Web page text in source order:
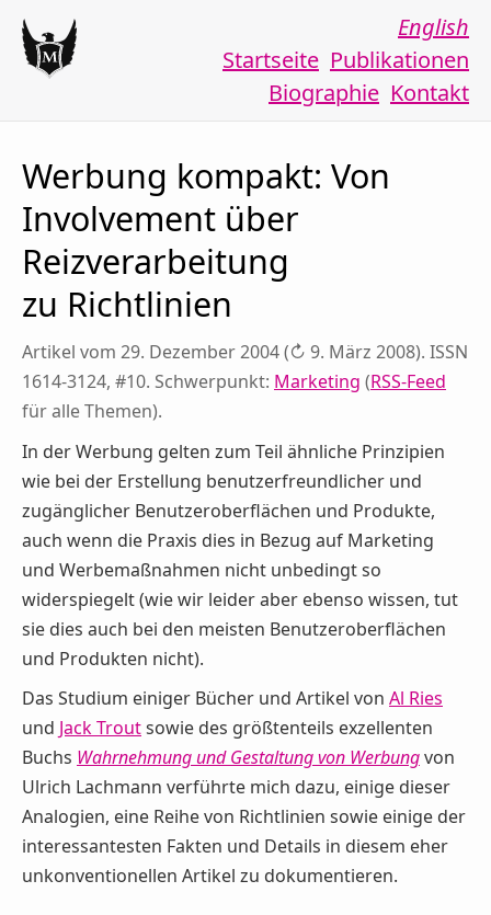
Startseite Publikationen
Biographie Kontakt
English
Werbung kompakt: Von
Involvement über
Reizverarbeitung
zu Richtlinien
Artikel vom 29. Dezember 2004 (↻ 9. März 2008). ISSN
1614-3124, #10. Schwerpunkt: Marketing (RSS-Feed
für alle Themen).
In der Werbung gelten zum Teil ähnliche Prinzipien
wie bei der Erstellung benutzerfreundlicher und
zugänglicher Benutzeroberflächen und Produkte,
auch wenn die Praxis dies in Bezug auf Marketing
und Werbemaßnahmen nicht unbedingt so
widerspiegelt (wie wir leider aber ebenso wissen, tut
sie dies auch bei den meisten Benutzeroberflächen
und Produkten nicht).
Das Studium einiger Bücher und Artikel von Al Ries
und Jack Troutsowie des größtenteils exzellenten
Buchs Wahrnehmung und Gestaltung von Werbungvon
Ulrich Lachmann verführte mich dazu, einige dieser
Analogien, eine Reihe von Richtlinien sowie einige der
interessantesten Fakten und Details in diesem eher
unkonventionellen Artikel zu dokumentieren.